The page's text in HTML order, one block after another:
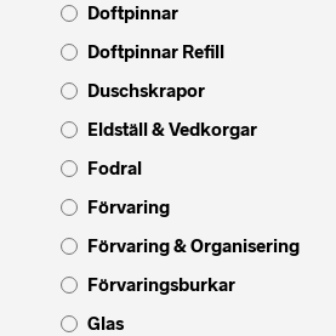
Doftpinnar
Doftpinnar Refill
Duschskrapor
Eldställ & Vedkorgar
Fodral
Förvaring
Förvaring & Organisering
Förvaringsburkar
Glas